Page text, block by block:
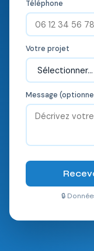
Téléphone
Votre projet
Message
🔒